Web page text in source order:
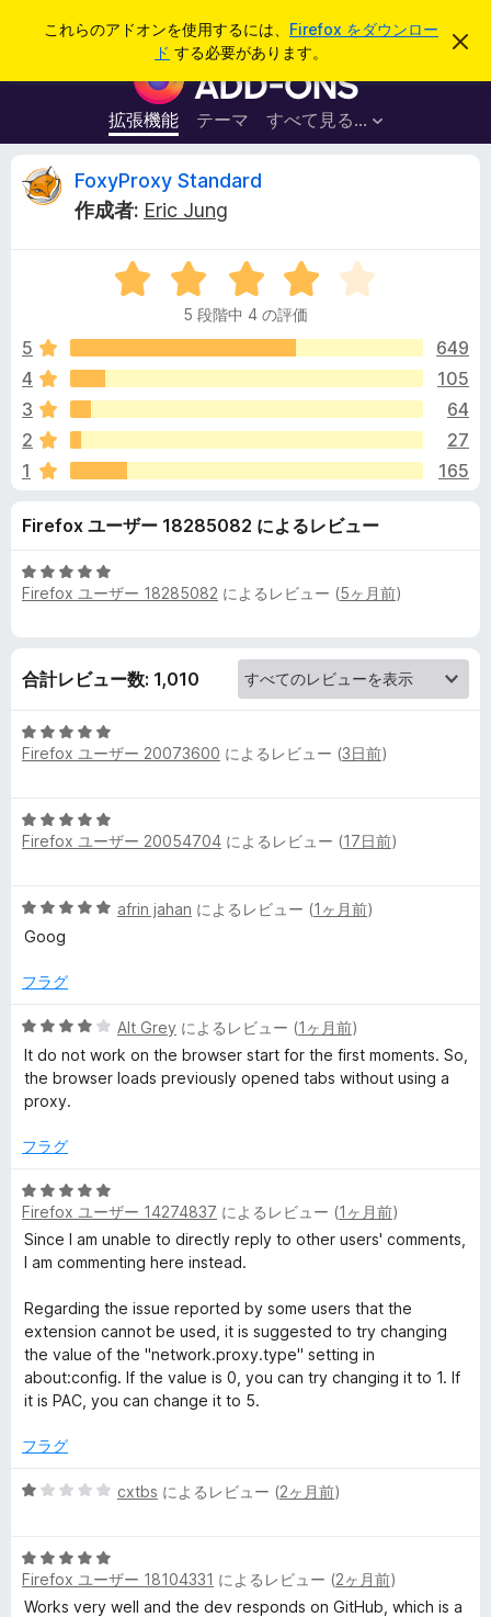
これらのアドオンを使用するには、 Firefox をダウンロー
ド する必要があります。
こ
を
F
i
r
e
ラ
ウ
ザ
ー
ド
オ
ン
拡張機能 テーマ すべて見る...
ログイン
F
y
P
r
o
x
y
S
t
a
n
a
d
の
ビ
ュ
ー
FoxyProxy Standard
作成者: Eric Jung
5
段
中
の
価
5 段階中 4 の評価
5
649
4
105
3
64
2
27
1
165
Firefox ユーザー 18285082 によるレビュー
5
段
の
価
Firefox ユーザー 18285082 によるレビュー (5ヶ月前)
合計レビュー数: 1,010
5
段
5
の
Firefox ユーザー 20073600 によるレビュー (3日前)
5
段
5
の
価
Firefox ユーザー 20054704 によるレビュー (17日前)
5
段
中
の
評
価
afrin jahan によるレビュー (1ヶ月前)
Goog
フラグ
5
段
階
中
の
価
Alt Grey によるレビュー (1ヶ月前)
It do not work on the browser start for the first moments. So,
the browser loads previously opened tabs without using a
proxy.
フラグ
5
段
階
中
の
評
価
Firefox ユーザー 14274837 によるレビュー (1ヶ月前)
Since I am unable to directly reply to other users' comments,
I am commenting here instead.
Regarding the issue reported by some users that the
extension cannot be used, it is suggested to try changing
the value of the "network.proxy.type" setting in
about:config. If the value is 0, you can try changing it to 1. If
it is PAC, you can change it to 5.
フラグ
5
中
1
の
cxtbs によるレビュー (2ヶ月前)
5
段
階
Firefox ユーザー 18104331 によるレビュー (2ヶ月前)
Works very well and the dev responds on GitHub, which is a